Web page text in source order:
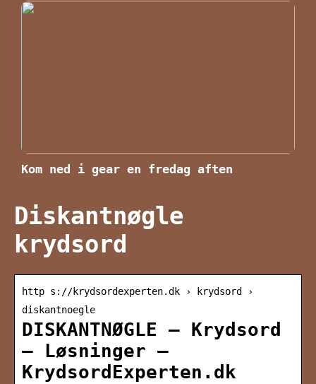
Kom ned i gear en fredag aften
Diskantnøgle
krydsord
http s://krydsordexperten.dk › krydsord ›
diskantnoegle
DISKANTNØGLE – Krydsord
– Løsninger –
KrydsordExperten.dk